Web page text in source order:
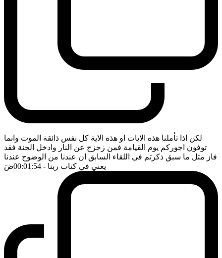
لكن اذا تأملنا هذه الايات او هذه الاية كل نفس ذائقة الموت وانما
توفون اجوركم يوم القيامة فمن زحزح عن النار وادخل الجنة فقد
فاز مثل ما سبق ذكرتم في اللقاء السابق ان عندنا من الوضوح عندنا
يعني في كتاب ربنا - 00:01:54 ضَ